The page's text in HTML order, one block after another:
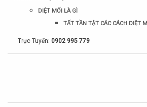
DIỆT MỐI LÀ GÌ
TẤT TẦN TẬT CÁC CÁCH DIỆT
Trực Tuyến: 0902 995 779